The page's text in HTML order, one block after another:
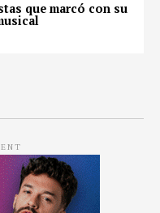
que marcó con su